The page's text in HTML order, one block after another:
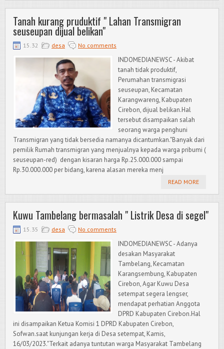
Tanah kurang pruduktif " Lahan Transmigran
seuseupan dijual belikan"
15.32 desa No comments
INDOMEDIANEWSC - Akibat
tanah tidak produktif,
Perumahan transmigrasi
seuseupan, Kecamatan
Karangwareng, Kabupaten
Cirebon, dijual belikan.Hal
tersebut disampaikan salah
seorang warga penghuni
Transmigran yang tidak bersedia namanya dicantumkan."Banyak dari
pemilik Rumah transmigran yang menjualnya kepada warga pribumi (
seuseupan-red) dengan kisaran harga Rp.25.000.000 sampai
Rp.30.000.000 per bidang, karena alasan mereka menj
READ MORE
Kuwu Tambelang bermasalah " Listrik Desa di segel"
15.35 desa No comments
INDOMEDIANEWSC - Adanya
desakan Masyarakat
Tambelang, Kecamatan
Karangsembung, Kabupaten
Cirebon, Agar Kuwu Desa
setempat segera lengser,
mendapat perhatian Anggota
DPRD Kabupaten Cirebon.Hal
ini disampaikan Ketua Komisi 1 DPRD Kabupaten Cirebon,
Sofwan.saat kunjungan kerja di Desa setempat, Kamis,
16/03/2023."Terkait adanya tuntutan warga Masyarakat Tambelang